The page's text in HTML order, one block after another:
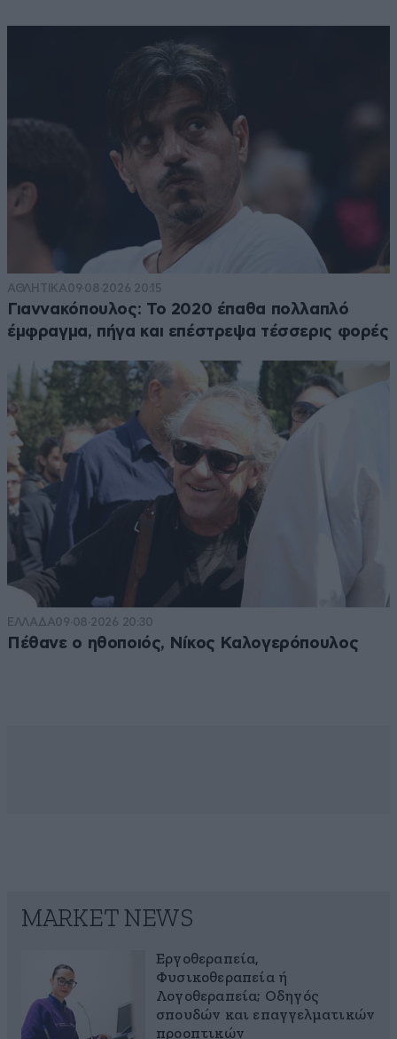
ΑΘΛΗΤΙΚΑ09·08·2026 20:15
Γιαννακόπουλος: Το 2020 έπαθα πολλαπλό
έμφραγμα, πήγα και επέστρεψα τέσσερις φορές
ΕΛΛΑΔΑ09·08·2026 20:30
Πέθανε ο ηθοποιός, Νίκος Καλογερόπουλος
MARKET NEWS
Εργοθεραπεία,
Φυσικοθεραπεία ή
Λογοθεραπεία; Οδηγός
σπουδών και επαγγελματικών
προοπτικών